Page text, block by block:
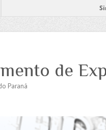
de
Paraná